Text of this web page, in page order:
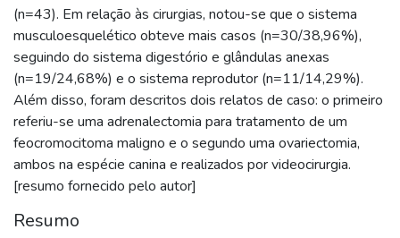
(n=43). Em relação às cirurgias, notou-se que o sistema
musculoesquelético obteve mais casos (n=30/38,96%),
seguindo do sistema digestório e glândulas anexas
(n=19/24,68%) e o sistema reprodutor (n=11/14,29%).
Além disso, foram descritos dois relatos de caso: o primeiro
referiu-se uma adrenalectomia para tratamento de um
feocromocitoma maligno e o segundo uma ovariectomia,
ambos na espécie canina e realizados por videocirurgia.
[resumo fornecido pelo autor]
Resumo